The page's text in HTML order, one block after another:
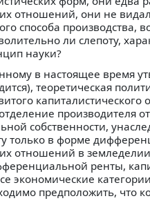
отношений, они не
способа
ли слепоту,
науки?
в настоящее время
теоретическая
производителя
собственности,
только в форме
отношений в
ренты,
экономические
предположить, что